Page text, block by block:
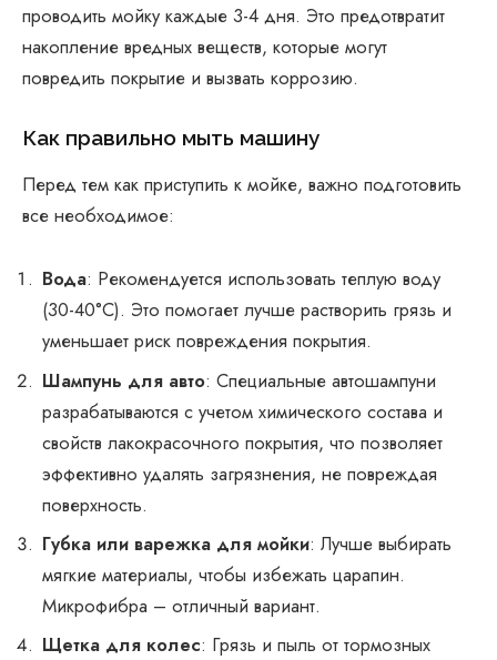
проводить мойку каждые 3-4 дня. Это предотвратит
накопление вредных веществ, которые могут
повредить покрытие и вызвать коррозию.
Как правильно мыть машину
Перед тем как приступить к мойке, важно подготовить
все необходимое:
Вода: Рекомендуется использовать теплую воду
(30-40°C). Это помогает лучше растворить грязь и
уменьшает риск повреждения покрытия.
Шампунь для авто: Специальные автошампуни
разрабатываются с учетом химического состава и
свойств лакокрасочного покрытия, что позволяет
эффективно удалять загрязнения, не повреждая
поверхность.
Губка или варежка для мойки: Лучше выбирать
мягкие материалы, чтобы избежать царапин.
Микрофибра – отличный вариант.
Щетка для колес: Грязь и пыль от тормозных